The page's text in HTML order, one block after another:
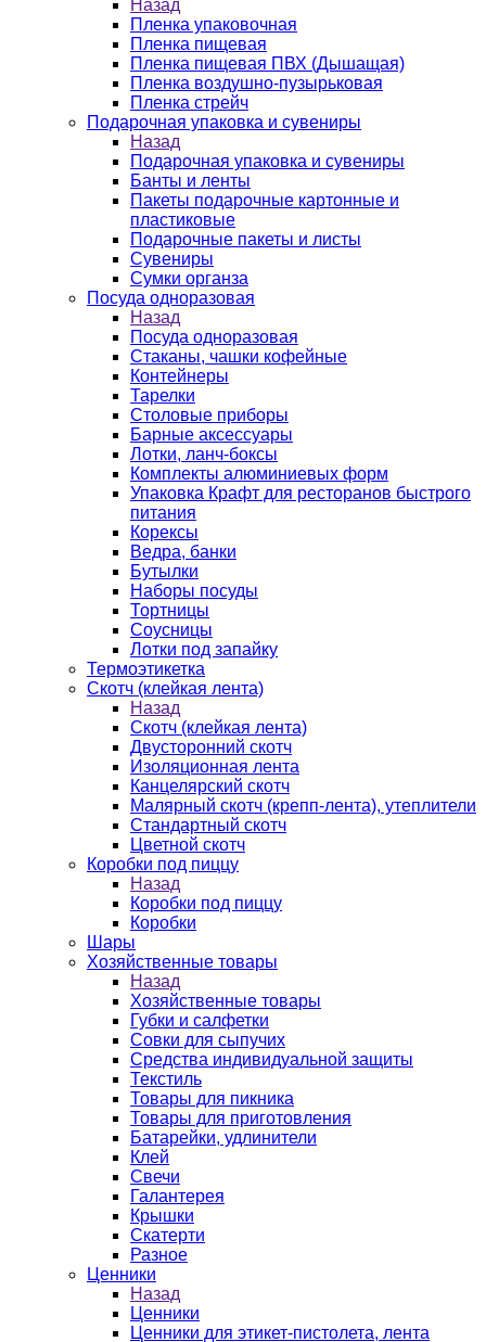
Назад
Пленка упаковочная
Пленка пищевая
Пленка пищевая ПВХ (Дышащая)
Пленка воздушно-пузырьковая
Пленка стрейч
Подарочная упаковка и сувениры
Назад
Подарочная упаковка и сувениры
Банты и ленты
Пакеты подарочные картонные и
пластиковые
Подарочные пакеты и листы
Сувениры
Сумки органза
Посуда одноразовая
Назад
Посуда одноразовая
Стаканы, чашки кофейные
Контейнеры
Тарелки
Столовые приборы
Барные аксессуары
Лотки, ланч-боксы
Комплекты алюминиевых форм
Упаковка Крафт для ресторанов быстрого
питания
Корексы
Ведра, банки
Бутылки
Наборы посуды
Тортницы
Соусницы
Лотки под запайку
Термоэтикетка
Скотч (клейкая лента)
Назад
Скотч (клейкая лента)
Двусторонний скотч
Изоляционная лента
Канцелярский скотч
Малярный скотч (крепп-лента), утеплители
Стандартный скотч
Цветной скотч
Коробки под пиццу
Назад
Коробки под пиццу
Коробки
Шары
Хозяйственные товары
Назад
Хозяйственные товары
Губки и салфетки
Совки для сыпучих
Средства индивидуальной защиты
Текстиль
Товары для пикника
Товары для приготовления
Батарейки, удлинители
Клей
Свечи
Галантерея
Крышки
Скатерти
Разное
Ценники
Назад
Ценники
Ценники для этикет-пистолета, лента